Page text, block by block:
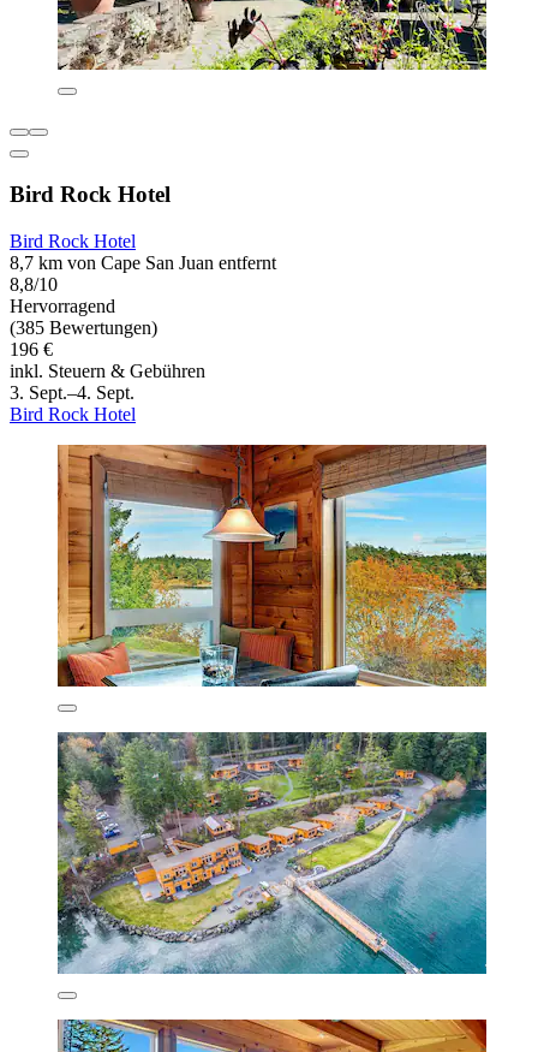
Bird Rock Hotel
Bird Rock Hotel
8,7 km von Cape San Juan entfernt
8,8/10
Hervorragend
(385 Bewertungen)
196 €
inkl. Steuern & Gebühren
3. Sept.–4. Sept.
Bird Rock Hotel